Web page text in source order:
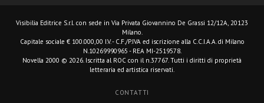
Visibilia Editrice S.r.l. con sede in Via Privata Giovannino De Grassi 12/12A, 20123
Milano.
Capitale sociale € 100.000,00 I.V. - C.F./P.IVA ed iscrizione alla C.C.I.A.A. di Milano
N.10269990965 - REA MI-2519578.
Novella 2000 © 2026. Iscritta al ROC con il n.37767. Tutti i diritti di proprietà
letteraria ed artistica riservati.
CONTATTI